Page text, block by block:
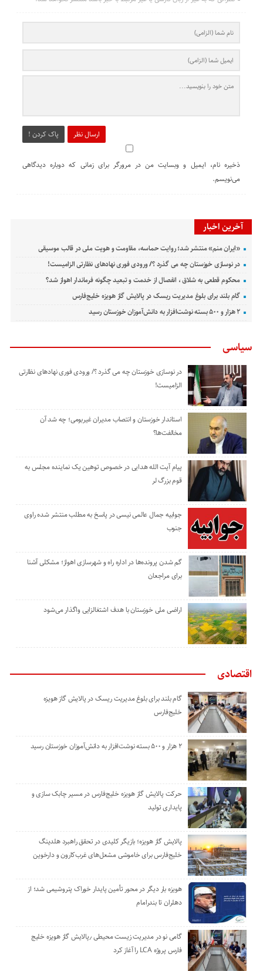
ارسال نظر پاک کردن !
ذخیره نام، ایمیل و وبسایت من در مرورگر برای زمانی که دوباره دیدگاهی
می‌نویسم.
آخرین اخبار
«ایران منم» منتشر شد؛ روایت حماسه، مقاومت و هویت ملی در قالب موسیقی
در نوسازی خوزستان چه می گذرد ؟/ ورودی فوری نهادهای نظارتی الزامیست!
محکوم قطعی به شلاق ، انفصال از خدمت و تبعید چگونه فرماندار اهواز شد؟
گام بلند برای بلوغ مدیریت ریسک در پالایش گاز هویزه خلیج‌فارس
۲ هزار و ۵۰۰ بسته نوشت‌افزار به دانش‌آموزان خوزستان رسید
سیاسی
در نوسازی خوزستان چه می گذرد ؟/ ورودی فوری نهادهای نظارتی
الزامیست!
استاندار خوزستان و انتصاب مدیران غیربومی؛ چه شد آن
مخالفت‌ها؟
پیام آیت الله هدایی در خصوص توهین یک نماینده مجلس به
قوم بزرگ لر
جوابیه جمال عالمی نیسی در پاسخ به مطلب منتشر شده راوی
جنوب
گم شدن پرونده‌ها در اداره راه و شهرسازی اهواز؛ مشکلی آشنا
برای مراجعان
اراضی ملی خوزستان با هدف اشتغالزایی واگذار می‌شود
اقتصادی
گام بلند برای بلوغ مدیریت ریسک در پالایش گاز هویزه
خلیج‌فارس
۲ هزار و ۵۰۰ بسته نوشت‌افزار به دانش‌آموزان خوزستان رسید
حرکت پالایش گاز هویزه خلیج‌فارس در مسیر چابک سازی و
پایداری تولید
پالایش گاز هویزه؛ بازیگر کلیدی در تحقق راهبرد هلدینگ
خلیج‌فارس برای خاموشی مشعل‌های غرب‌کارون و دارخوین
هویزه بار دیگر در محور تأمین پایدار خوراک پتروشیمی شد؛ از
دهلران تا بندرامام
گامی نو در مدیریت زیست ‌محیطی ٫پالایش گاز هویزه خلیج
‌فارس پروژه LCA را آغاز کرد